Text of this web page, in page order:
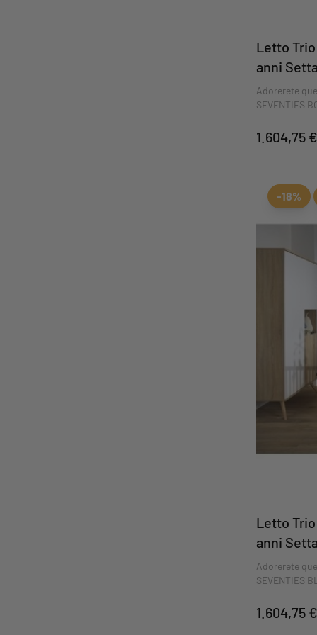
Letto
anni
Adorerete
SEVENTIES
1.604,75 €
-18%
Letto
anni
Adorerete
SEVENTIES
1.604,75 €